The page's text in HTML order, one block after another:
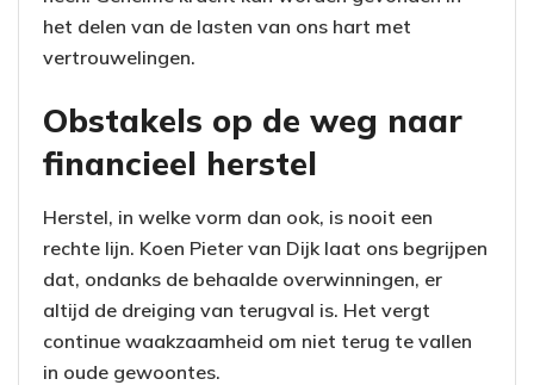
het delen van de lasten van ons hart met
vertrouwelingen.
Obstakels op de weg naar
financieel herstel
Herstel, in welke vorm dan ook, is nooit een
rechte lijn. Koen Pieter van Dijk laat ons begrijpen
dat, ondanks de behaalde overwinningen, er
altijd de dreiging van terugval is. Het vergt
continue waakzaamheid om niet terug te vallen
in oude gewoontes.